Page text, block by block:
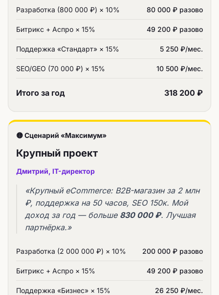
Разработка (800 000 ₽) × 10% 80 000 ₽ разово
Битрикс + Аспро × 15% 49 200 ₽ разово
Поддержка «Стандарт» × 15% 5 250 ₽/мес.
SEO/GEO (70 000 ₽) × 15% 10 500 ₽/мес.
Итого за год 318 200 ₽
🟡 Сценарий «Максимум»
Крупный проект
Дмитрий, IT-директор
«Крупный eCommerce: B2B-магазин за 2 млн
₽, поддержка на 50 часов, SEO 150к. Мой
доход за год — больше 830 000 ₽. Лучшая
партнёрка.»
Разработка (2 000 000 ₽) × 10% 200 000 ₽ разово
Битрикс + Аспро × 15% 49 200 ₽ разово
Поддержка «Бизнес» × 15% 26 250 ₽/мес.